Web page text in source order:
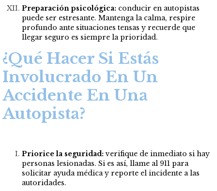
Preparación psicológica: conducir en autopistas
puede ser estresante. Mantenga la calma, respire
profundo ante situaciones tensas y recuerde que
llegar seguro es siempre la prioridad.
¿Qué Hacer Si Estás
Involucrado En Un
Accidente En Una
Autopista?
Priorice la seguridad:verifique de inmediato si hay
personas lesionadas. Si es así, llame al 911 para
solicitar ayuda médica y reporte el incidente a las
autoridades.